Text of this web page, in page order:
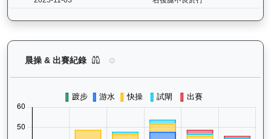
晨操 & 出賽紀錄 嘉應光彩（K134）— 晨操及出賽紀錄圖